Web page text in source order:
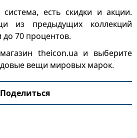
система, есть скидки и акции.
из предыдущих коллекций
до 70 процентов.
theicon.ua и выберите
вещи мировых марок.
Поделиться